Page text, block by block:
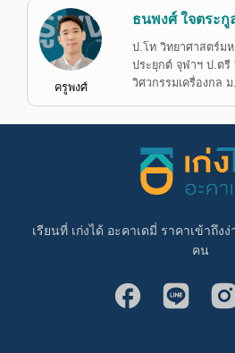
ครูพงศ์
ธนพงศ์ ใจตระกู
ป.โท วิทยาศาสตร์
ประยุกต์ จุฬาฯ ป.ต
วิศวกรรมเครื่องกล ม
เรียนที่ เก่งได้ อะคาเดมี่ ราคาเข้าถึง
คน